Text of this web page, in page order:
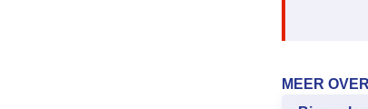
MEER OVER